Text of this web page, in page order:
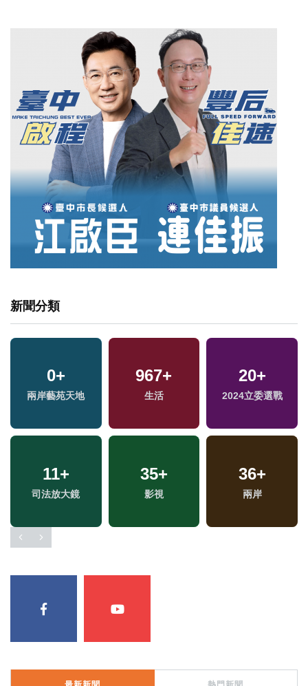
新聞分類
0+
兩岸藝苑天地
967+
生活
20+
2024立委選戰
11+
司法放大鏡
35+
影視
36+
兩岸
43+
美食
8+
海峽論壇專區
409+
綜合
355+
文教
641+
政治
22 +